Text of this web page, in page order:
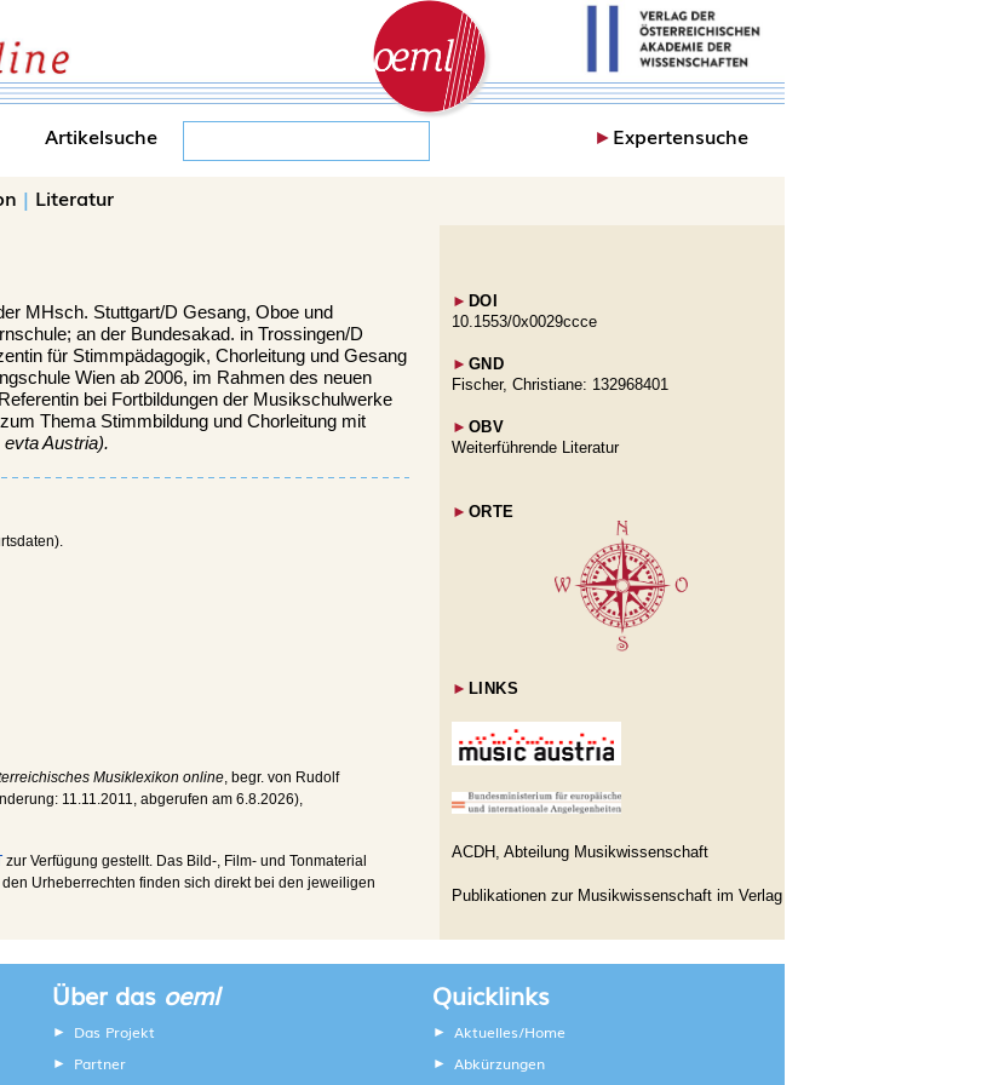
Artikelsuche ►Expertensuche
| Literatur
MHsch. Stuttgart/D Gesang, Oboe und
an der Bundesakad. in Trossingen/D
für Stimmpädagogik, Chorleitung und Gesang
Wien ab 2006, im Rahmen des neuen
Referentin bei Fortbildungen der Musikschulwerke
Thema Stimmbildung und Chorleitung mit
Austria).
Musiklexikon online, begr. von Rudolf
11.11.2011, abgerufen am 6.8.2026),
zur Verfügung gestellt. Das Bild-, Film- und Tonmaterial
Urheberrechten finden sich direkt bei den jeweiligen
► DOI
10.1553/0x0029ccce
► GND
Fischer, Christiane: 132968401
► OBV
Weiterführende Literatur
► ORTE
► LINKS
ACDH, Abteilung Musikwissenschaft
Publikationen zur Musikwissenschaft im Verlag
Über das oeml
Das Projekt
Partner
Quicklinks
Aktuelles/Home
Abkürzungen